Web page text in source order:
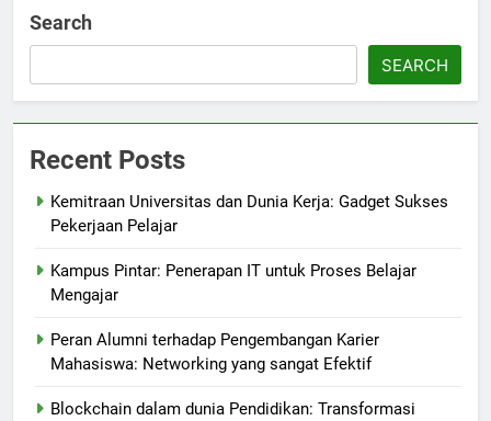
Search
SEARCH
Recent Posts
Kemitraan Universitas dan Dunia Kerja: Gadget Sukses
Pekerjaan Pelajar
Kampus Pintar: Penerapan IT untuk Proses Belajar
Mengajar
Peran Alumni terhadap Pengembangan Karier
Mahasiswa: Networking yang sangat Efektif
Blockchain dalam dunia Pendidikan: Transformasi